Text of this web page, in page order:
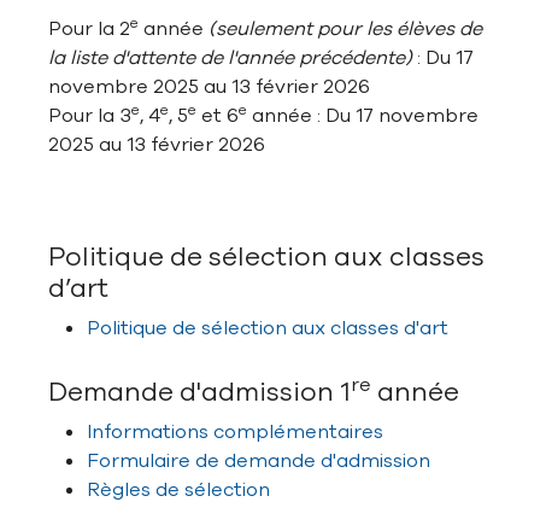
Pour la 2e année (seulement pour les élèves de
la liste d'attente de l'année précédente): Du 17
novembre 2025 au 13 février 2026
Pour la 3e, 4e, 5e et 6e année : Du 17 novembre
2025 au 13 février 2026
Politique de sélection aux classes
d’art
Politique de sélection aux classes d'art
Demande d'admission 1re année
Informations complémentaires
Formulaire de demande d'admission
Règles de sélection